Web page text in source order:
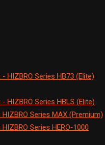
HIZBRO Series HB73 (Elite)
HIZBRO Series HBLS (Elite)
Series MAX (Premium)
Series HERO-1000